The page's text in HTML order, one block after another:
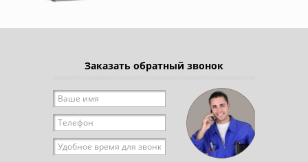
Заказать обратный звонок
Ваше имя
Телефон
Удобное время для звонка